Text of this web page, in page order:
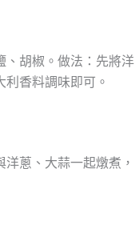
、胡椒。做法：先將洋
香料調味即可。
蔥、大蒜一起燉煮，